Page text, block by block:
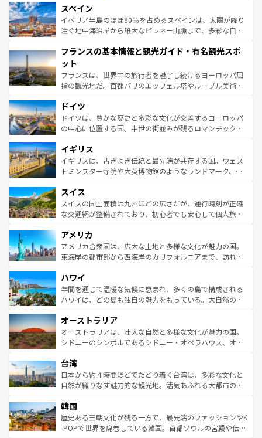
ろん、トスカーナの美しい田園風景やアマルフィ海岸の絶
景など、自然景観も見逃せない。観光の合間には、本場の
ピザやパスタなど、絶品のイタリア料理を堪能することも
ませてくれるイタリアで、忘れられない旅をしてみよう！
なお、新着のイタリア情報は
しい。
スペイン
イベリア半島のほぼ80％を占めるスペインは、太陽が降り
注ぐ地中海沿岸から雄大なピレネー山脈まで、多彩な自然
文化が根付くこの国では、情熱的なフラメンコ、熱気あふ
れる闘牛、そして美味しいタパスが生活の一部となってい
る。首都マドリードの洗練された雰囲気や、バルセロナの
アートに溢れた街角から、地方では古代ローマ遺跡や中世
せる。地方によって風土や気候が異なるスペインはその個
性で訪れる人を魅了する。 なお、新着のスペイン情報は コ
ンテンツ一覧を参照してほしい。
フランスの基本情報と観光ガイド・有名観光スポ
ット
フランスは、世界中の旅行者を魅了し続けるヨーロッパ屈
指の観光地だ。首都パリのエッフェル塔やルーブル美術館
で、幅広い魅力が詰まっている。華麗な宮殿、歴史的な大
聖堂、美しいビーチ、そして豊かな自然が、訪れる者を心
から魅了する。また、フランスは美食の国としても知ら
いる。シャンパンの発祥地であるランス、プロヴァンスの
香り高いラベンダー畑など、多彩な楽しみ方が可能だ。さ
らに、パリ以外の地域にも魅力が溢れており、どの街角に
れる地方に足を運ぶとそれぞれで全く異なる文化を体験で
きるだろう。 なお、新着のフランス情報はコンテンツ一覧
を参照してほしい。
ドイツ
ドイツは、豊かな歴史と多彩な文化が交差するヨーロッパ
の中心に位置する国。中世の街並みが残るロマンチック街
顔を持つこの国は、どこを歩いても飽きることがない。ベ
ルリンの文化的活気、バイエルン州のアルプスの絶景、そ
してライン川沿いのワイン畑といった風景は必見。ビール
は、お酒好きな人にはぜひ体験してほしい。 なお、新着の
ドイツ情報はコンテンツ一覧を参照してほしい。
イギリス
イギリスは、古きよき伝統と最先端が共存する国。ウェス
トミンスター寺院や大英博物館のようなランドマーク、歴
リアごとに異なる魅力がある。また、優雅なアフタヌーン
ティー、ビール好きにはたまらない英国パブ、サッカー観
戦など、本場だからこそできる体験も豊富。イギリスを旅
ンツ一覧を参照してほしい。
スイス
スイスの国土面積は九州ほどの広さだが、運行時刻が正確
な交通網が整備されており、初心者でも安心して個人旅行
の建物がそのまま残る町や、スイスならではのユニークな
博物館もあり、アルプス観光だけでなく町歩きも満喫する
ことができる。国民の所得が高いため物価も高いが、旅行
ば市内交通費無料で観光を楽しむこともできる。 なお、新
着のスイス情報はコンテンツ一覧 を参照してほしい。
アメリカ
アメリカ合衆国は、広大な土地と多様な文化が魅力の国。
東海岸の都市部から西海岸のカリフォルニアまで、訪れる
のような巨大都市は、観光、ショッピング、エンターテイ
ンメントが詰まった刺激的なスポットだ。一方、アメリカ
西部には大自然が広がり、グランドキャニオンやイエロー
部のニューオーリンズでは、音楽と美食が融合した独特の
文化が魅力。旅行者はアメリカの各地域で異なる魅力を楽
しみながら、その多様性と豊かな歴史を感じることができ
ならではの贅沢な旅のスタイルだ。 なお、新着のアメリカ
情報はコンテンツ一覧を参照してほしい。
ハワイ
年間を通じて温暖な気候に恵まれ、多くの島で構成される
ハワイは、どの島も独自の魅力をもっている。大自然の神
ワイ島は見逃せない。また、定番の観光地といえばオアフ
島だが、静かな自然を求めるならマウイ島やカウアイ島が
おすすめ。エメラルドグリーンに輝く海をはじめ、豊かな
れるおもてなしの心で訪れる人々を迎えてくれるハワイの
人々、おいしいローカルフードやハワイアンミュージッ
ク、伝統的なフラダンスなど、すべてがハワイの魅力を彩
ワイを、存分に味わってほしい。 なお、新着のハワイ情報
はコンテンツ一覧を参照してほしい。
オーストラリア
オーストラリアは、壮大な自然と多様な文化が魅力の国。
シドニーのシンボルであるシドニー・オペラハウス、オー
リアリーフや大陸中央部にそびえるウルル（エアーズロッ
ク）、タスマニアの美しい原生林やケアンズの熱帯雨林な
ど、見どころがたくさん。また、カフェやワイン、オージ
いる。アクティビティも充実しており、サーフィンやダイ
ビング、ハイキングなど、アウトドア好きにはたまらな
い。オーストラリアの多彩な魅力を存分に味わいつくそ
台湾
日本から約４時間ほどでたどり着く台湾は、多彩な文化と
自然が織りなす魅力的な観光地。活気あふれる大都市の台
ン）、静ひつな山岳地帯である台湾東部など、都市の喧騒
と山間の静けさが共存しており、訪れる人に新しい発見と
驚きをもたらしてくれる。また、奥深い台湾の食文化も魅
韓国
歴史ある王朝文化が残る一方で、最先端のファッションやK
-POPで世界を席巻している韓国。首都ソウルの宮殿や伝統